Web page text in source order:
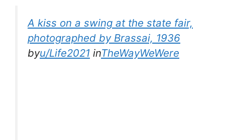
A kiss on a swing at the state fair,
photographed by Brassai, 1936
byu/Life2021 inTheWayWeWere